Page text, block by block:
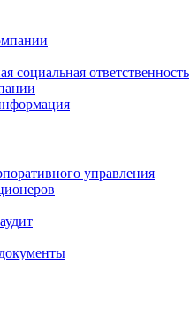
социальная ответственность
управления